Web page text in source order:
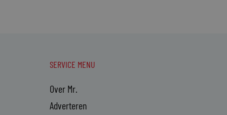
SERVICE MENU
Over Mr.
Adverteren